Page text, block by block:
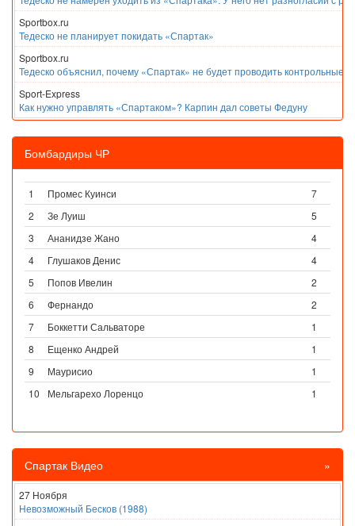
Sportbox.ru
Тедеско не планирует покидать «Спартак»
Sportbox.ru
Тедеско объяснил, почему «Спартак» не будет проводить контрольные
Sport-Express
Как нужно управлять «Спартаком»? Карпин дал советы Федуну
Бомбардиры ЧР
1 Промес Куинси
7
2
Зе Луиш
5
3
Ананидзе Жано
4
4
Глушаков Денис
4
5
Попов Ивелин
2
6
Фернандо
2
7
Боккетти Сальваторе
1
8
Ещенко Андрей
1
9
Маурисио
1
10
Мельгарехо Лоренцо 1
Спартак Видео »
27 Ноября
Невозможный Бесков (1988)